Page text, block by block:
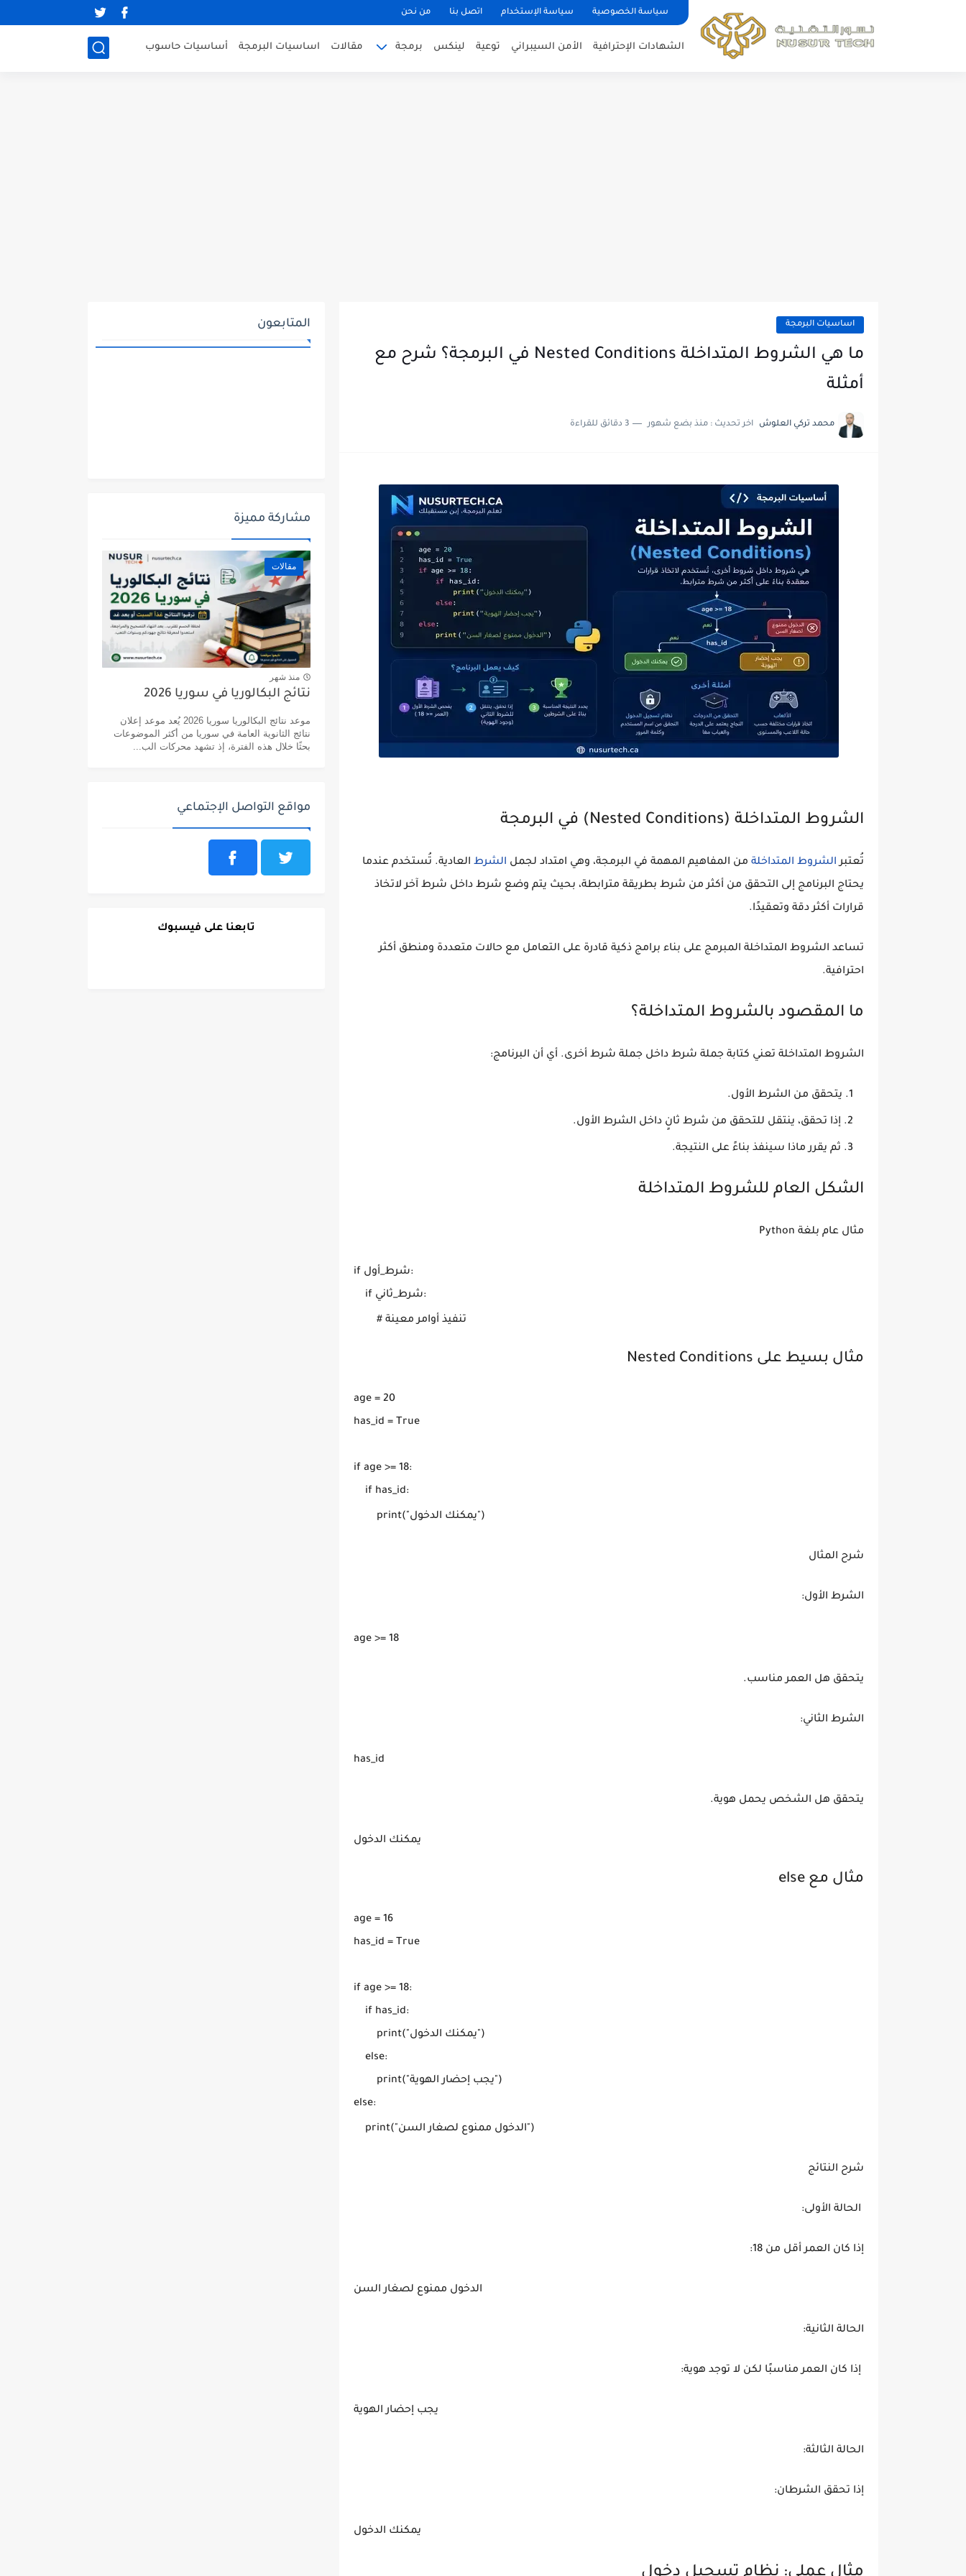
سياسة الخصوصية سياسة الإستخدام اتصل بنا من نحن
الشهادات الإحترافية الأمن السيبراني توعية لينكس برمجة مقالات اساسيات البرمجة أساسيات حاسوب
اساسيات البرمجة
ما هي الشروط المتداخلة Nested Conditions في البرمجة؟ شرح مع
أمثلة
محمد تركي العلوش اخر تحديث : منذ بضع شهور 3 دقائق للقراءة
الشروط المتداخلة (Nested Conditions) في البرمجة
تُعتبرالشروط المتداخلة من المفاهيم المهمة في البرمجة، وهي امتداد لجمل الشرط العادية. تُستخدم عندما
يحتاج البرنامج إلى التحقق من أكثر من شرط بطريقة مترابطة، بحيث يتم وضع شرط داخل شرط آخر لاتخاذ
قرارات أكثر دقة وتعقيدًا.
تساعد الشروط المتداخلة المبرمج على بناء برامج ذكية قادرة على التعامل مع حالات متعددة ومنطق أكثر
احترافية.
ما المقصود بالشروط المتداخلة؟
الشروط المتداخلة تعني كتابة جملة شرط داخل جملة شرط أخرى. أي أن البرنامج:
يتحقق من الشرط الأول.
إذا تحقق، ينتقل للتحقق من شرط ثانٍ داخل الشرط الأول.
ثم يقرر ماذا سينفذ بناءً على النتيجة.
الشكل العام للشروط المتداخلة
مثال عام بلغة Python
if شرط_أول:
    if شرط_ثاني:
        # تنفيذ أوامر معينة
مثال بسيط على Nested Conditions
age = 20
has_id = True
if age >= 18:
    if has_id:
        print("يمكنك الدخول")
شرح المثال
الشرط الأول:
age >= 18
يتحقق هل العمر مناسب.
الشرط الثاني:
has_id
يتحقق هل الشخص يحمل هوية.
يمكنك الدخول
مثال مع else
age = 16
has_id = True
if age >= 18:
    if has_id:
        print("يمكنك الدخول")
    else:
        print("يجب إحضار الهوية")
else:
    print("الدخول ممنوع لصغار السن")
شرح النتائج
الحالة الأولى:
إذا كان العمر أقل من 18:
الدخول ممنوع لصغار السن
الحالة الثانية:
إذا كان العمر مناسبًا لكن لا توجد هوية:
يجب إحضار الهوية
الحالة الثالثة:
إذا تحقق الشرطان:
يمكنك الدخول
المتابعون
مشاركة مميزة
مقالات
منذ شهر
نتائج البكالوريا في سوريا 2026
موعد نتائج البكالوريا سوريا 2026 يُعد موعد إعلان
نتائج الثانوية العامة في سوريا من أكثر الموضوعات
بحثًا خلال هذه الفترة، إذ تشهد محركات الب...
مواقع التواصل الإجتماعي
تابعنا على فيسبوك